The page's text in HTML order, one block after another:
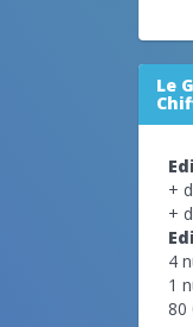
Le
+
+
4
1
80